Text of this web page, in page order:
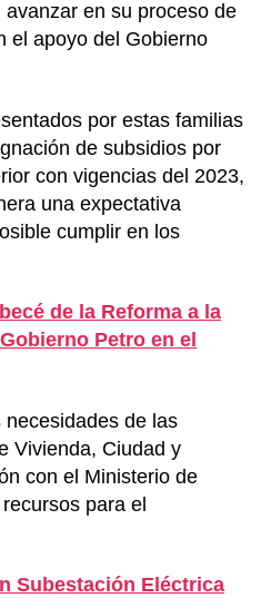
en su proceso de
el apoyo del Gobierno
por estas familias
de subsidios por
con vigencias del 2023,
una expectativa
cumplir en los
de la Reforma a la
Petro en el
necesidades de las
Vivienda, Ciudad y
con el Ministerio de
para el
Subestación Eléctrica